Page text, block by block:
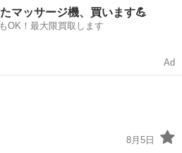
たマッサージ機、買います💪
OK！最大限買取します
Ad
8月5日